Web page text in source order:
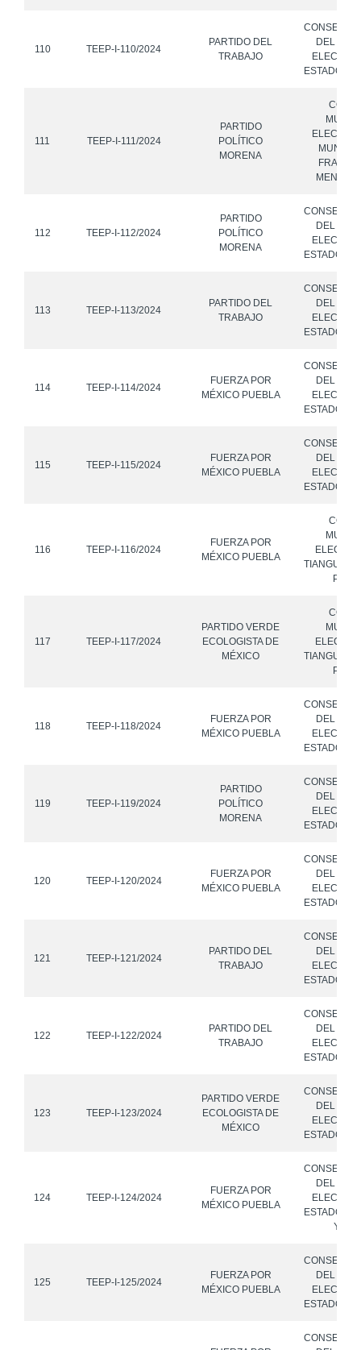
110 TEEP-I-110/2024
PARTIDO DEL
TRABAJO
CONSEJO
DEL
ESTADO
111 TEEP-I-111/2024
PARTIDO
POLÍTICO
MORENA
MENA,
112 TEEP-I-112/2024
PARTIDO
POLÍTICO
MORENA
CONSEJO
DEL
ESTADO
113 TEEP-I-113/2024
PARTIDO DEL
TRABAJO
CONSEJO
DEL
ESTADO
114 TEEP-I-114/2024
FUERZA POR
MÉXICO PUEBLA
CONSEJO
DEL
ESTADO
115 TEEP-I-115/2024
FUERZA POR
MÉXICO PUEBLA
CONSEJO
DEL
ESTADO
116 TEEP-I-116/2024
FUERZA POR
MÉXICO PUEBLA
117 TEEP-I-117/2024
PARTIDO VERDE
ECOLOGISTA DE
MÉXICO
118 TEEP-I-118/2024
FUERZA POR
MÉXICO PUEBLA
CONSEJO
DEL
ESTADO
119 TEEP-I-119/2024
PARTIDO
POLÍTICO
MORENA
CONSEJO
DEL
ESTADO
120 TEEP-I-120/2024
FUERZA POR
MÉXICO PUEBLA
CONSEJO
DEL
ESTADO
121 TEEP-I-121/2024
PARTIDO DEL
TRABAJO
CONSEJO
DEL
ESTADO
122 TEEP-I-122/2024
PARTIDO DEL
TRABAJO
CONSEJO
DEL
ESTADO
123 TEEP-I-123/2024
PARTIDO VERDE
ECOLOGISTA DE
MÉXICO
CONSEJO
DEL
ESTADO
124 TEEP-I-124/2024
FUERZA POR
MÉXICO PUEBLA
CONSEJO
DEL
ESTADO
Y
125 TEEP-I-125/2024
FUERZA POR
MÉXICO PUEBLA
CONSEJO
DEL
ESTADO
CONSEJO